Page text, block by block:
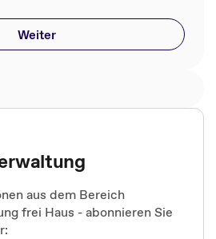
Weiter
aus dem Bereich
frei Haus - abonnieren Sie